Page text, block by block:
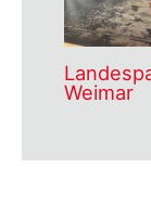
Weimar